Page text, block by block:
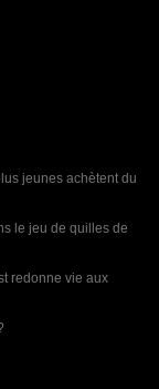
jeunes achètent du
le jeu de quilles de
redonne vie aux